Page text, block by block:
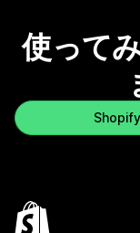
使って